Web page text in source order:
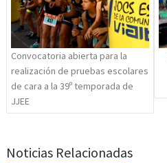
Convocatoria abierta para la
realización de pruebas escolares
de cara a la 39º temporada de
JJEE
Noticias Relacionadas